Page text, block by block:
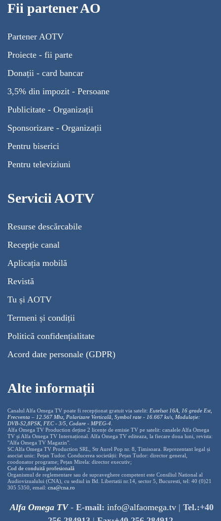
Fii partener AO
Partener AOTV
Proiecte - fii parte
Donații - card bancar
3,5% din impozit - Persoane
Publicitate - Organizații
Sponsorizare - Organizații
Pentru biserici
Pentru televiziuni
Servicii AOTV
Resurse descărcabile
Recepție canal
Aplicația mobilă
Revistă
Tu și AOTV
Termeni și condiții
Politică confidențialitate
Acord date personale (GDPR)
Alte informații
Canalul Alfa Omega TV poate fi recepționat gratuit via satelit: Eutelsat 16A, 16 grade Est,
Frecventa – 12.567 Mhz, Polarizare Verticală, Symbol rate - 16.667 ks/s, Modulație:
DVB-S2,8PSK, FEC - 3/5, Codare - MPEG-4
Alfa Omega TV Production deține 2 licențe de emisie TV pe satelit: canalele Alfa Omega
TV și Alfa Omega TV Internațional. Alfa Omega TV editeaza, la fiecare doua luni, revista:
"Alfa Omega TV Magazin".
SC Alfa Omega TV Production SRL, Str Aurel Pop nr. 8, Timisoara. Reprezentant legal și
asociat unic: Pețan Tudor. Conducerea societății: Pețan Tudor: director general,
coodonator programe; Pețan Mirela: director executiv;
Cod de conduită profesională
Organismul de reglementare sau de supraveghere competent este Consiliul National al
Audiovizualului (CNA), cu sediul in Bd. Libertatii nr.14, sector 5, Bucuresti, tel: 40 (0)21
305 5350, email: cna@cna.ro
Alfa Omega TV- E-mail: info@alfaomega.tv | Tel.:+40